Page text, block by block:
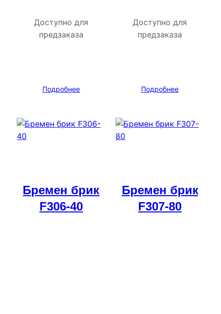
Доступно для
предзаказа
Подробнее
Доступно для
предзаказа
Подробнее
Бремен брик
F306-40
Бремен брик
F307-80